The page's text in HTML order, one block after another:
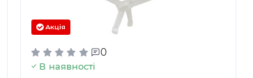
Акція
0
В наявності